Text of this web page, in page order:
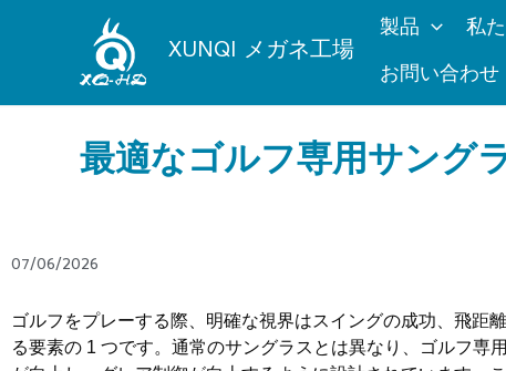
ス
XUNQI メガネ工場
製品 私
お問い合わせ
最適なゴルフ専用サング
07/06/2026
ゴルフをプレーする際、明確な視界はスイングの成功、飛距
る要素の 1 つです。通常のサングラスとは異なり、ゴルフ専